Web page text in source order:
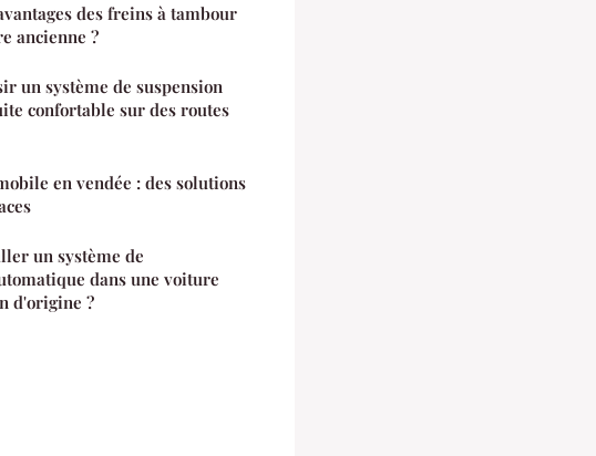
des freins à tambour
ancienne ?
un système de suspension
confortable sur des routes
en vendée : des solutions
un système de
dans une voiture
d'origine ?